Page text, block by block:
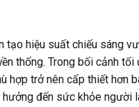
tạo hiệu suất chiếu sáng
thống. Trong bối cảnh
hợp trở nên cấp thiết hơn
đến sức khỏe